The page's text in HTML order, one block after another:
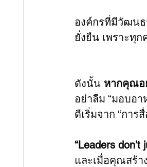
องค์กรที่มีวัฒนธ
ยั่งยืน เพราะทุ
ดังนั้น หากคุณอ
อย่าลืม “มอบอา
ดีเริ่มจาก “การ
“Leaders don’t
และเมื่อคุณสร้า